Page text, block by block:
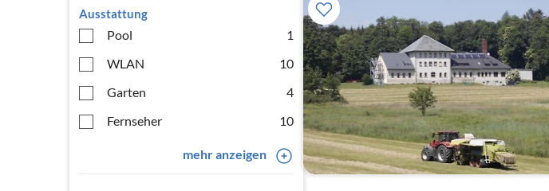
Ausstattung
Pool
1
WLAN
10
Garten
4
Fernseher
10
mehr anzeigen